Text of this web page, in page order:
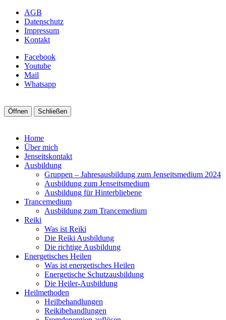
AGB
Datenschutz
Impressum
Kontakt
Facebook
Youtube
Mail
Whatsapp
Öffnen Schließen
Home
Über mich
Jenseitskontakt
Ausbildung
Gruppen – Jahresausbildung zum Jenseitsmedium 2024
Ausbildung zum Jenseitsmedium
Ausbildung für Hinterbliebene
Trancemedium
Ausbildung zum Trancemedium
Reiki
Was ist Reiki
Die Reiki Ausbildung
Die richtige Ausbildung
Energetisches Heilen
Was ist energetisches Heilen
Energetische Schutzausbildung
Die Heiler-Ausbildung
Heilmethoden
Heilbehandlungen
Reikibehandlungen